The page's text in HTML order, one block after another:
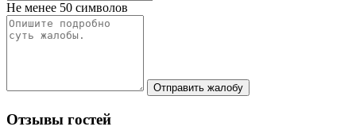
Не менее 50 символов
Отправить жалобу
Отзывы гостей